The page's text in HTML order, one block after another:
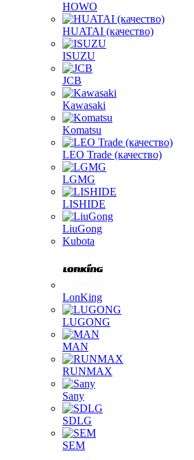
HOWO
HUATAI (качество)
ISUZU
JCB
Kawasaki
Komatsu
LEO Trade (качество)
LGMG
LISHIDE
LiuGong
Kubota
LonKing
LUGONG
MAN
RUNMAX
Sany
SDLG
SEM